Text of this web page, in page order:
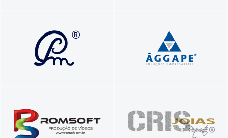
Soluções que transformam vidas e
carreiras com propósito e autenticidade
Profissionais unidos a serviço do seu
sucesso!
Vídeos comerciais, institucionais e para
treinamentos corporativos
Presente nos seus melhores momentos